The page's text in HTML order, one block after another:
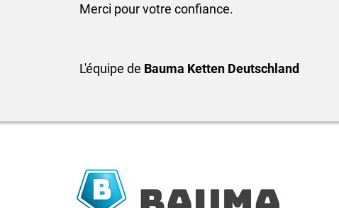
Merci pour votre confiance.
L'équipe de Bauma Ketten Deutschland